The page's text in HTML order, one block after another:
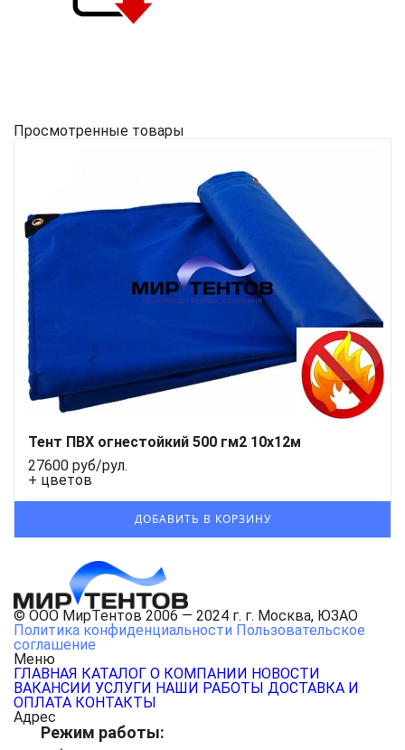
Просмотренные товары
Тент ПВХ огнестойкий 500 гм2 10х12м
27600 руб/рул.
+ цветов
© ООО МирТентов 2006 — 2024 г. г. Москва, ЮЗАО
Политика конфиденциальности Пользовательское
соглашение
Меню
ГЛАВНАЯ КАТАЛОГ О КОМПАНИИ НОВОСТИ
ВАКАНСИИ УСЛУГИ НАШИ РАБОТЫ ДОСТАВКА И
ОПЛАТА КОНТАКТЫ
Адрес
Режим работы: